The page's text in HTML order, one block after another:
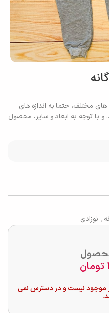
مختلف، حتما به اندازه های
با توجه به ابعاد و سایز، محصول
, نوزادی
تومان
موجود نیست و در دسترس نمی